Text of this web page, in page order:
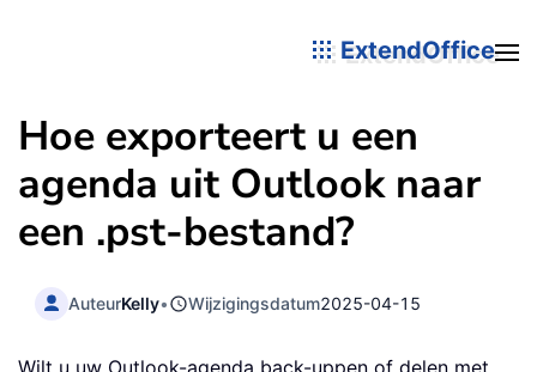
ExtendOffice
Hoe exporteert u een
agenda uit Outlook naar
een .pst-bestand?
AuteurKelly• Wijzigingsdatum2025-04-15